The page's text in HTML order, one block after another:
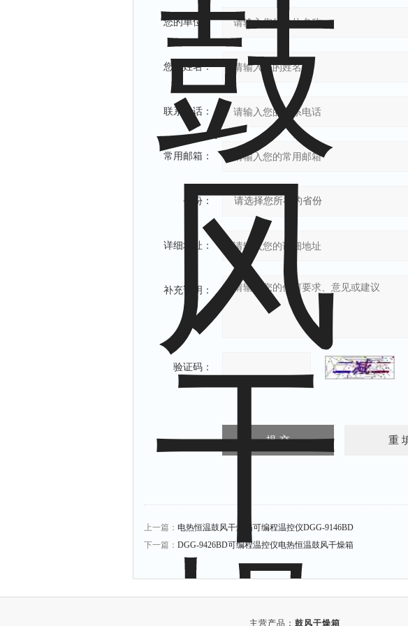
您的单位：
您的姓名：
联系电话：
常用邮箱：
省份：
详细地址：
补充说明：
验证码：
上一篇： 电热恒温鼓风干燥箱可编程温控仪DGG-9146BD
下一篇： DGG-9426BD可编程温控仪电热恒温鼓风干燥箱
主营产品： 鼓风干燥箱